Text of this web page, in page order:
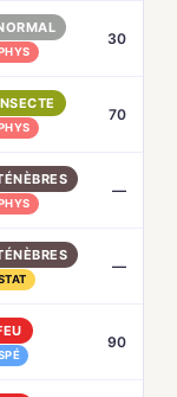
30
70
—
—
90